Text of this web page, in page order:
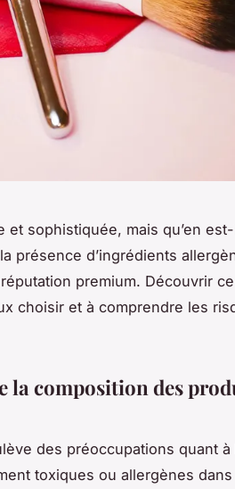
sophistiquée, mais qu’en
présence d’ingrédients
premium. Découvrir
choisir et à comprendre les
la composition des
des préoccupations quant à
toxiques ou allergènes